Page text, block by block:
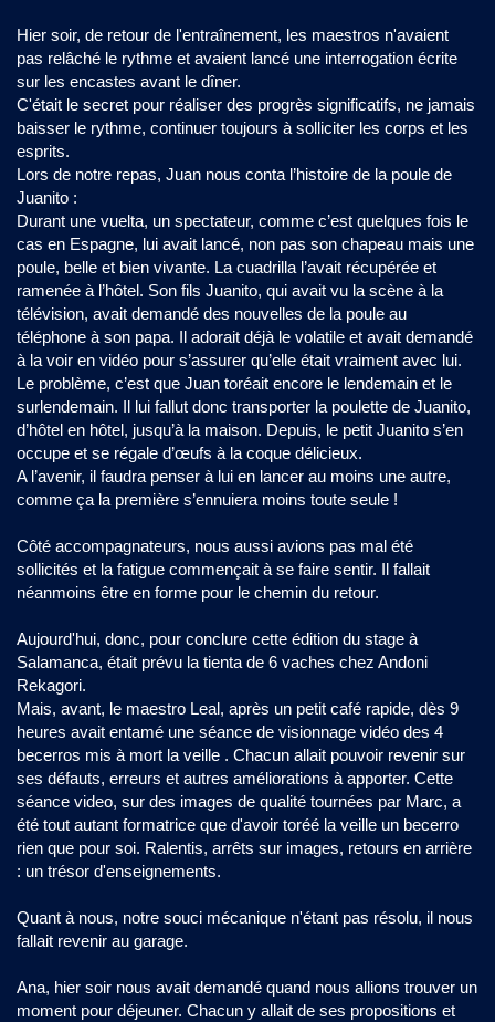
Hier soir, de retour de l'entraînement, les maestros n'avaient
pas relâché le rythme et avaient lancé une interrogation écrite
sur les encastes avant le dîner.
C'était le secret pour réaliser des progrès significatifs, ne jamais
baisser le rythme, continuer toujours à solliciter les corps et les
esprits.
Lors de notre repas, Juan nous conta l’histoire de la poule de
Juanito :
Durant une vuelta, un spectateur, comme c’est quelques fois le
cas en Espagne, lui avait lancé, non pas son chapeau mais une
poule, belle et bien vivante. La cuadrilla l’avait récupérée et
ramenée à l’hôtel. Son fils Juanito, qui avait vu la scène à la
télévision, avait demandé des nouvelles de la poule au
téléphone à son papa. Il adorait déjà le volatile et avait demandé
à la voir en vidéo pour s’assurer qu’elle était vraiment avec lui.
Le problème, c’est que Juan toréait encore le lendemain et le
surlendemain. Il lui fallut donc transporter la poulette de Juanito,
d’hôtel en hôtel, jusqu’à la maison. Depuis, le petit Juanito s’en
occupe et se régale d’œufs à la coque délicieux.
A l’avenir, il faudra penser à lui en lancer au moins une autre,
comme ça la première s’ennuiera moins toute seule !
Côté accompagnateurs, nous aussi avions pas mal été
sollicités et la fatigue commençait à se faire sentir. Il fallait
néanmoins être en forme pour le chemin du retour.
Aujourd'hui, donc, pour conclure cette édition du stage à
Salamanca, était prévu la tienta de 6 vaches chez Andoni
Rekagori.
Mais, avant, le maestro Leal, après un petit café rapide, dès 9
heures avait entamé une séance de visionnage vidéo des 4
becerros mis à mort la veille . Chacun allait pouvoir revenir sur
ses défauts, erreurs et autres améliorations à apporter. Cette
séance video, sur des images de qualité tournées par Marc, a
été tout autant formatrice que d'avoir toréé la veille un becerro
rien que pour soi. Ralentis, arrêts sur images, retours en arrière
: un trésor d'enseignements.
Quant à nous, notre souci mécanique n'étant pas résolu, il nous
fallait revenir au garage.
Ana, hier soir nous avait demandé quand nous allions trouver un
moment pour déjeuner. Chacun y allait de ses propositions et